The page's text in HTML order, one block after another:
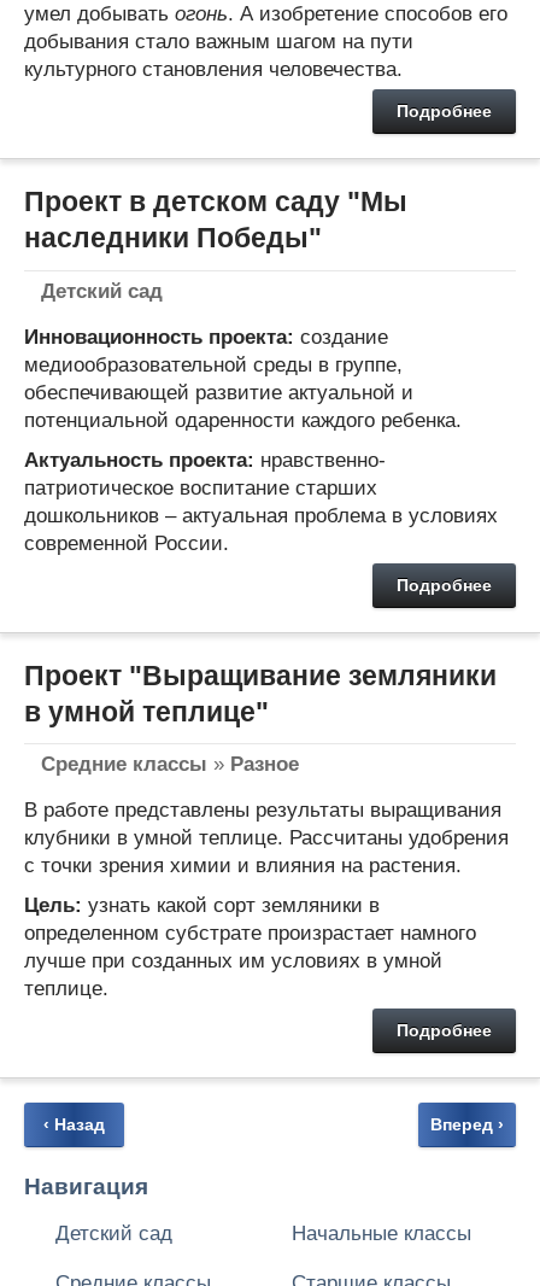
умел добывать огонь. А изобретение способов его
добывания стало важным шагом на пути
культурного становления человечества.
Подробнее
Проект в детском саду "Мы
наследники Победы"
Детский сад
Инновационность проекта: cоздание
медиообразовательной среды в группе,
обеспечивающей развитие актуальной и
потенциальной одаренности каждого ребенка.
Актуальность проекта: нравственно-
патриотическое воспитание старших
дошкольников – актуальная проблема в условиях
современной России.
Подробнее
Проект "Выращивание земляники
в умной теплице"
Средние классы » Разное
В работе представлены результаты выращивания
клубники в умной теплице. Рассчитаны удобрения
с точки зрения химии и влияния на растения.
Цель: узнать какой сорт земляники в
определенном субстрате произрастает намного
лучше при созданных им условиях в умной
теплице.
Подробнее
Вперед ›
‹ Назад
Навигация
Детский сад Начальные классы